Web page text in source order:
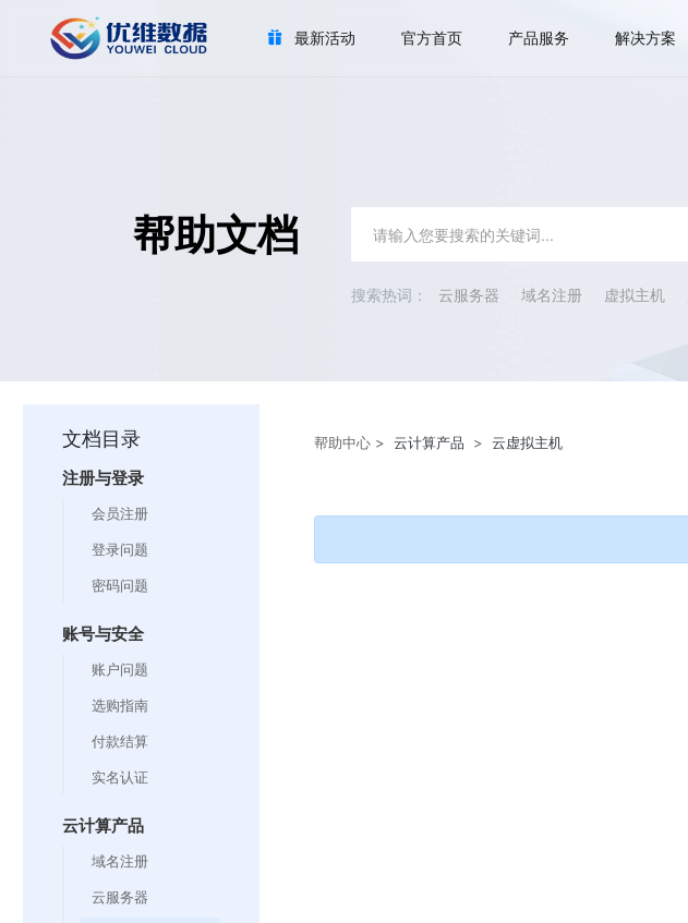
最新活动 官方首页 产品服务 解决方案
帮助文档
云服务器 域名注册 虚拟主机
文档目录
注册与登录
会员注册
登录问题
密码问题
账号与安全
账户问题
选购指南
付款结算
实名认证
云计算产品
域名注册
云服务器
帮助中心 > 云计算产品 > 云虚拟主机